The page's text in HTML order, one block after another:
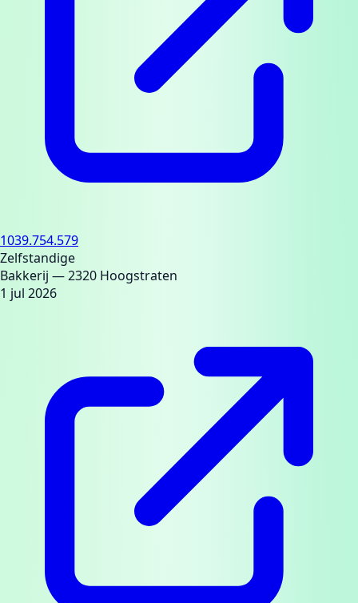
1039.754.579
Zelfstandige
Bakkerij — 2320 Hoogstraten
1 jul 2026